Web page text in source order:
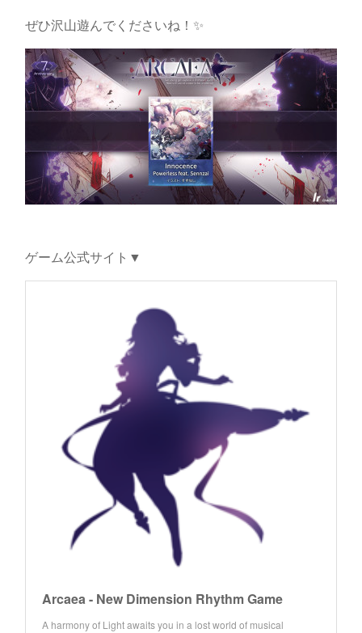
ぜひ沢山遊んでくださいね！✨
ゲーム公式サイト▼
Arcaea - New Dimension Rhythm Game
A harmony of Light awaits you in a lost world of musical